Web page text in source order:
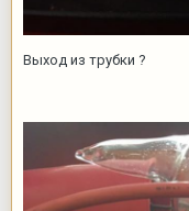
Выход из трубки ?